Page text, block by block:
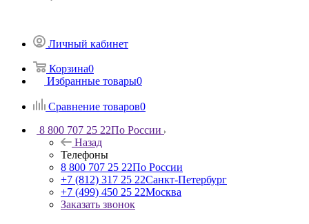
Личный кабинет
Корзина0
Избранные товары0
Сравнение товаров0
8 800 707 25 22По России
Назад
Телефоны
8 800 707 25 22По России
+7 (812) 317 25 22Санкт-Петербург
+7 (499) 450 25 22Москва
Заказать звонок